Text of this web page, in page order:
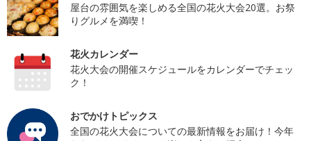
屋台の雰囲気を楽しめる全国の花火大会20選。お祭
りグルメを満喫！
花火カレンダー
花火大会の開催スケジュールをカレンダーでチェッ
ク！
おでかけトピックス
全国の花火大会についての最新情報をお届け！今年